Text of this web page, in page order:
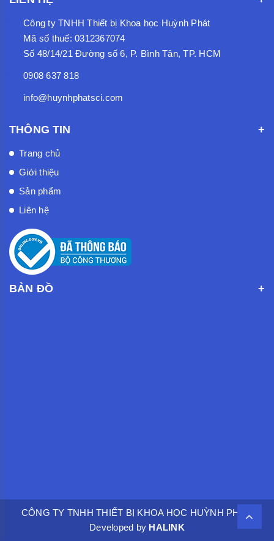
Công ty TNHH Thiết bị Khoa học Huỳnh Phát
Mã số thuế: 0312367074
Số 48/14/21 Đường số 6, P. Bình Tân, TP. HCM
0908 637 818
info@huynhphatsci.com
THÔNG TIN
Trang chủ
Giới thiệu
Sản phẩm
Liên hệ
BẢN ĐỒ
CÔNG TY TNHH THIẾT BỊ KHOA HỌC HUỲNH PHÁT.
Developed by HALINK